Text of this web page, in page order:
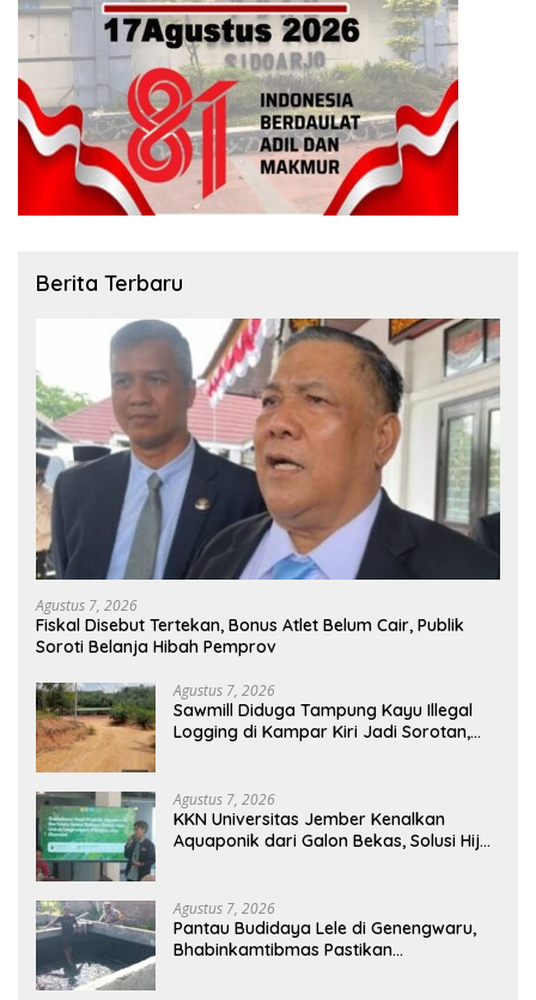
Berita Terbaru
Agustus 7, 2026
Fiskal Disebut Tertekan, Bonus Atlet Belum Cair, Publik
Soroti Belanja Hibah Pemprov
Agustus 7, 2026
Sawmill Diduga Tampung Kayu Illegal
Logging di Kampar Kiri Jadi Sorotan,
Agustus 7, 2026
KKN Universitas Jember Kenalkan
Aquaponik dari Galon Bekas, Solusi Hijau
Agustus 7, 2026
Pantau Budidaya Lele di Genengwaru,
Bhabinkamtibmas Pastikan